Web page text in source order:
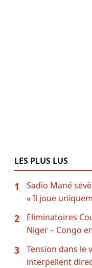
LES PLUS LUS
1
Sadio Mané
« Il joue
2
Eliminatoires
Niger – Congo
3
Tension dans le
interpellent